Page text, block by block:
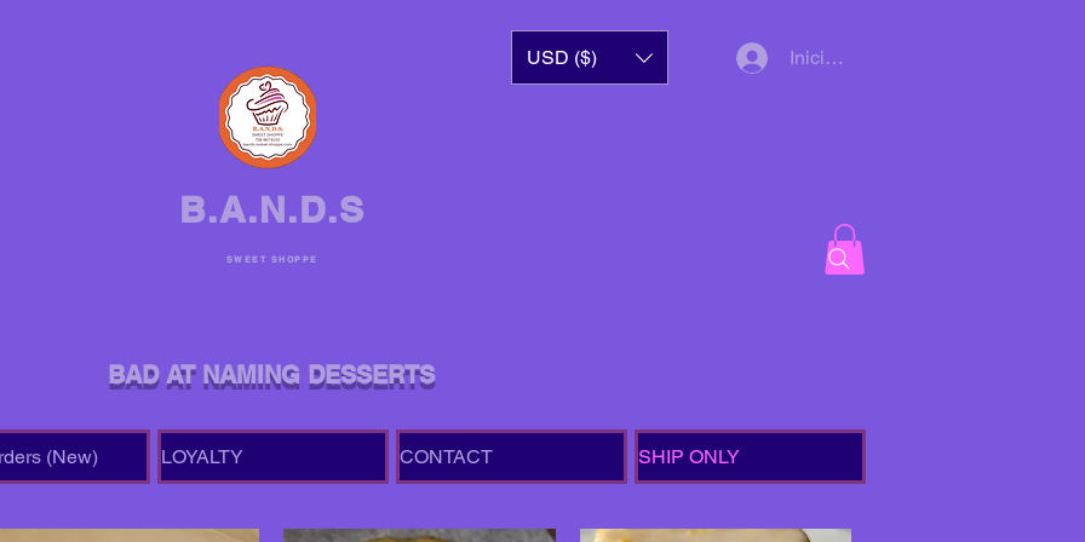
B.A.N.D.S
SWEET SHOPPE
USD ($) Iniciar sesión
BAD AT NAMING DESSERTS
(New) LOYALTY CONTACT SHIP ONLY